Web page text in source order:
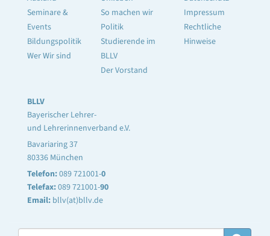
Seminare &
Events
Bildungspolitik
Wer Wir sind
So machen wir
Politik
Studierende im
BLLV
Der Vorstand
Impressum
Rechtliche
Hinweise
BLLV
Bayerischer Lehrer-
und Lehrerinnenverband e.V.
Bavariaring 37
80336 München
Telefon:089 721001-0
Telefax:089 721001-90
Email: bllv(at)bllv.de